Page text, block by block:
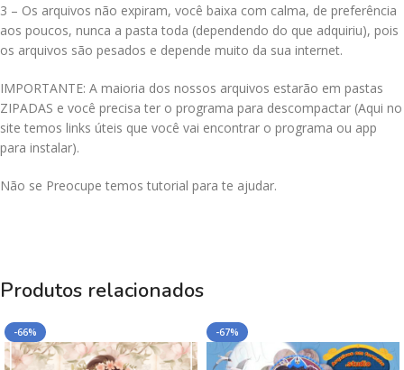
3 – Os arquivos não expiram, você baixa com calma, de preferência
aos poucos, nunca a pasta toda (dependendo do que adquiriu), pois
os arquivos são pesados e depende muito da sua internet.
IMPORTANTE: A maioria dos nossos arquivos estarão em pastas
ZIPADAS e você precisa ter o programa para descompactar (Aqui no
site temos links úteis que você vai encontrar o programa ou app
para instalar).
Não se Preocupe temos tutorial para te ajudar.
Produtos relacionados
-66% -67%